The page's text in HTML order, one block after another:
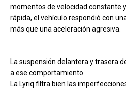
momentos de velocidad constante
rápida, el vehículo respondió con
más que una aceleración agresiva.
La suspensión delantera y trasera
a ese comportamiento.
La Lyriq filtra bien las